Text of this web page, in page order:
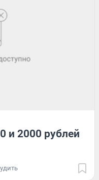
и 2000 рублей